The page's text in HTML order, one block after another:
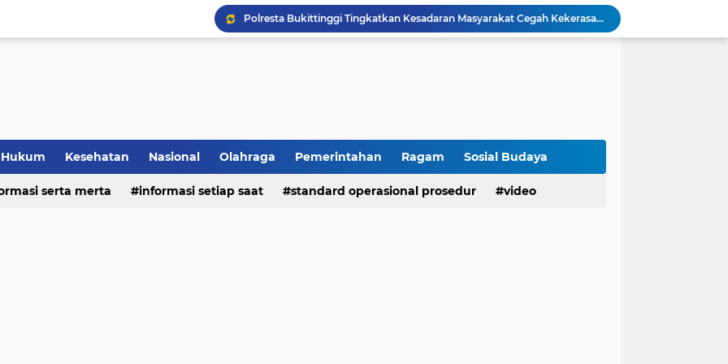
Polresta Bukittinggi Tingkatkan Kesadaran Masyarakat Cegah Kekerasan terhadap Perempuan dan TPPO
Raih IKPA 100, Polresta Bukittinggi Buktikan Pengelolaan Anggaran yang Profesional dan Akuntabel
Tanamkan Kesadaran Sejak Dini, Binmas Polresta Bukittinggi Sosialisasikan Bahaya NAPZA di SMPN 1 Bukittinggi
Hukum Kesehatan Nasional Olahraga Pemerintahan Ragam Sosial Budaya
serta merta informasi setiap saat standard operasional prosedur video